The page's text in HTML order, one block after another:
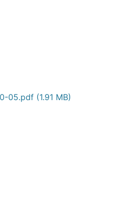
05.pdf (1.91 MB)